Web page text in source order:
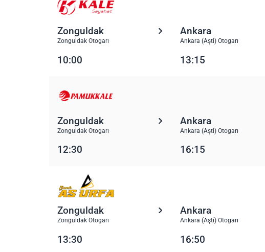
Zonguldak
Zonguldak Otogarı
Ankara
Ankara (Aşti) Otogarı
10:00 13:15
Zonguldak
Zonguldak Otogarı
Ankara
Ankara (Aşti) Otogarı
12:30 16:15
Zonguldak
Zonguldak Otogarı
Ankara
Ankara (Aşti) Otogarı
13:30 16:50